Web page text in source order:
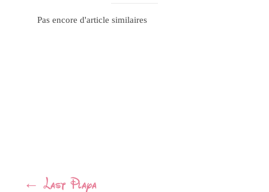
Pas encore d'article similaires
Navigation
← Last Playa